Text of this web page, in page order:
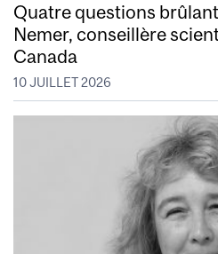
Quatre questions
Nemer, conseillère
Canada
10 JUILLET 2026